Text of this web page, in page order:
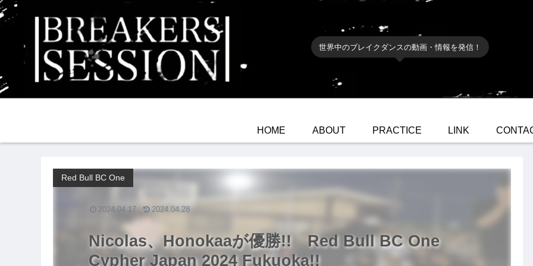
世界中のブレイクダンスの動画・情報を発信！
HOME ABOUT PRACTICE LINK
Nicolas、Honokaaが優勝!! Red Bull BC One
Cypher Japan 2024 Fukuoka!!
Red Bull BC One
2024.04.17 2024.04.28